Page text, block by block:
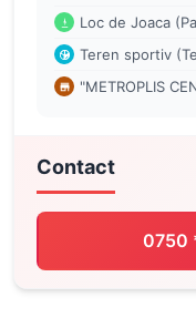
Loc de Joaca
Teren sportiv
"METROPLIS
Contact